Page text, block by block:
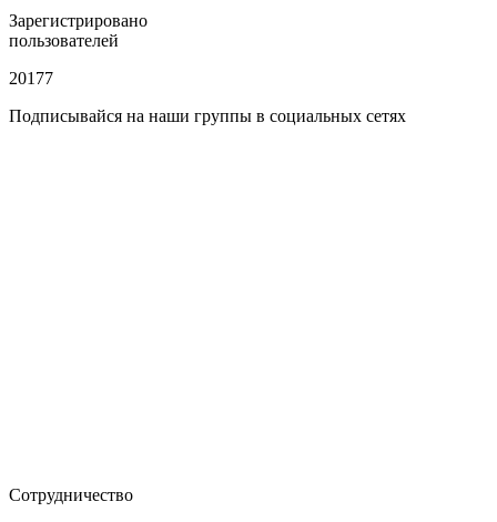
Зарегистрировано
пользователей
20177
Подписывайся на наши группы в социальных сетях
Сотрудничество